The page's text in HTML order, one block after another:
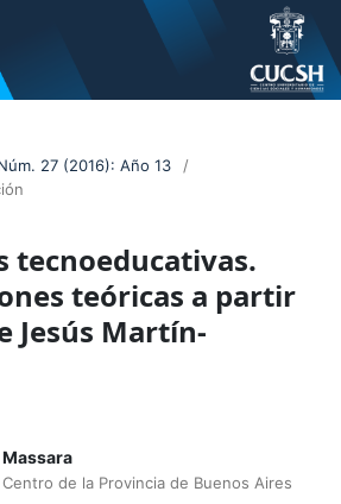
27 (2016): Año 13
/
tecnoeducativas.
teóricas a partir
Jesús Martín-
de la Provincia de Buenos Aires